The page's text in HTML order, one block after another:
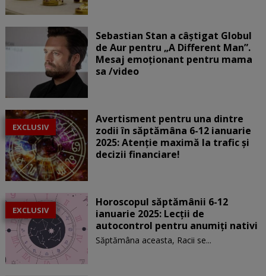
Sebastian Stan a câștigat Globul
de Aur pentru „A Different Man”.
Mesaj emoționant pentru mama
sa /video
EXCLUSIV
Avertisment pentru una dintre
zodii în săptămâna 6-12 ianuarie
2025: Atenție maximă la trafic și
decizii financiare!
EXCLUSIV
Horoscopul săptămânii 6-12
ianuarie 2025: Lecții de
autocontrol pentru anumiți nativi
Săptămâna aceasta, Racii se...